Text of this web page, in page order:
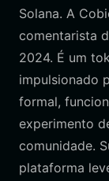
Solana. A
comentarista
2024. É um
impulsionado
formal,
experimento
comunidade.
plataforma